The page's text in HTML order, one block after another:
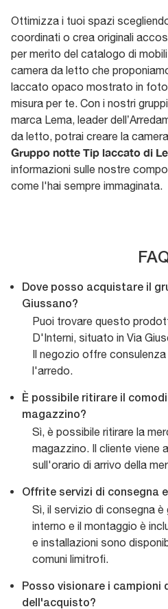
Ottimizza i tuoi spazi
coordinati o crea originali
per merito del catalogo di
camera da letto che
laccato opaco mostrato in
misura per te. Con i nostri
marca Lema, leader
da letto, potrai creare la
Gruppo notte Tip laccato di
informazioni sulle nostre
come l'hai sempre immaginata.
Dove posso acquistare il
Giussano?
Puoi trovare questo
D'Interni, situato in Via
Il negozio offre
l'arredo.
È possibile ritirare il
magazzino?
Sì, è possibile ritirare la
magazzino. Il cliente viene
sull'orario di arrivo della
Offrite servizi di consegna
Sì, il servizio di consegna
interno e il montaggio è
e installazioni sono
comuni limitrofi.
Posso visionare i campioni
dell'acquisto?